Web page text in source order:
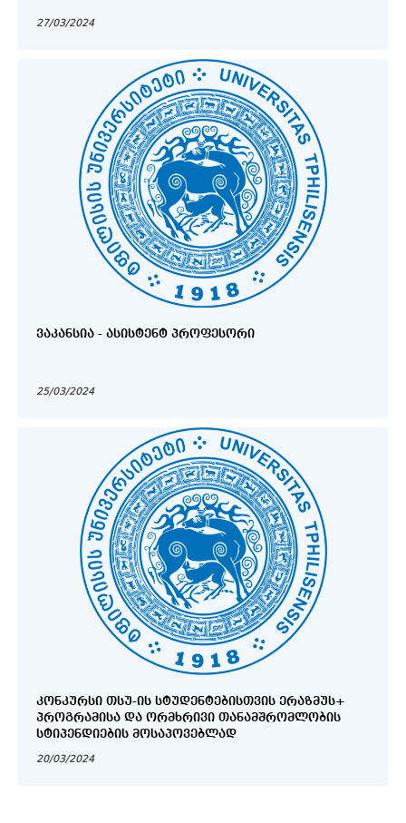
27/03/2024
ᲕᲐᲙᲐᲜᲡᲘᲐ - ᲐᲡᲘᲡᲢᲔᲜᲢ ᲞᲠᲝᲤᲔᲡᲝᲠᲘ
25/03/2024
ᲙᲝᲜᲙᲣᲠᲡᲘ ᲗᲡᲣ-ᲘᲡ ᲡᲢᲣᲓᲔᲜᲢᲔᲑᲘᲡᲗᲕᲘᲡ ᲔᲠᲐᲖᲛᲣᲡ+
ᲞᲠᲝᲒᲠᲐᲛᲘᲡᲐ ᲓᲐ ᲝᲠᲛᲮᲠᲘᲕᲘ ᲗᲐᲜᲐᲛᲨᲠᲝᲛᲚᲝᲑᲘᲡ
ᲡᲢᲘᲞᲔᲜᲓᲘᲔᲑᲘᲡ ᲛᲝᲡᲐᲞᲝᲕᲔᲑᲚᲐᲓ
20/03/2024